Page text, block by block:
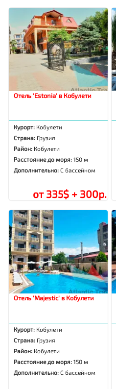
Отель 'Estonia' в Кобулети
Курорт: Кобулети
Страна: Грузия
Район: Кобулети
Расстояние до моря:150 м
Дополнительно:С бассейном
от 335$ + 300р.
Отель 'Majestic' в Кобулети
Курорт: Кобулети
Страна: Грузия
Район: Кобулети
Расстояние до моря:150 м
Дополнительно:С бассейном